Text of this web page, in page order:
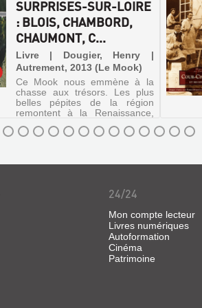
SURPRISES-SUR-LOIRE
: BLOIS, CHAMBORD,
CHAUMONT, C...
Livre | Dougier, Henry |
Autrement, 2013 (Le Mook)
Ce Mook nous emmène à la
chasse aux trésors. Les plus
belles pépites de la région
remontent à la Renaissance,
mais loin d'être figées dans
leurs somptueuses montures,
présents. A ...
24/24
Mon compte lecteur
Livres numériques
Autoformation
Cinéma
Patrimoine